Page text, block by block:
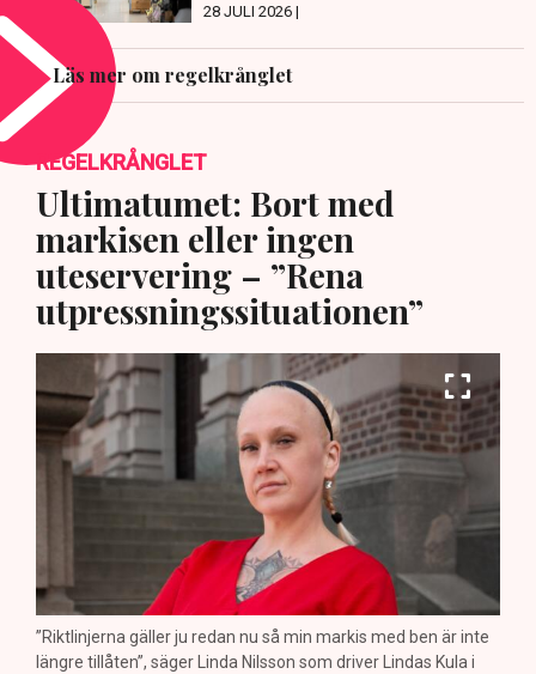
28 JULI 2026 |
Läs mer om regelkrånglet
REGELKRÅNGLET
Ultimatumet: Bort med
markisen eller ingen
uteservering – ”Rena
utpressningssituationen”
”Riktlinjerna gäller ju redan nu så min markis med ben är inte
längre tillåten”, säger Linda Nilsson som driver Lindas Kula i